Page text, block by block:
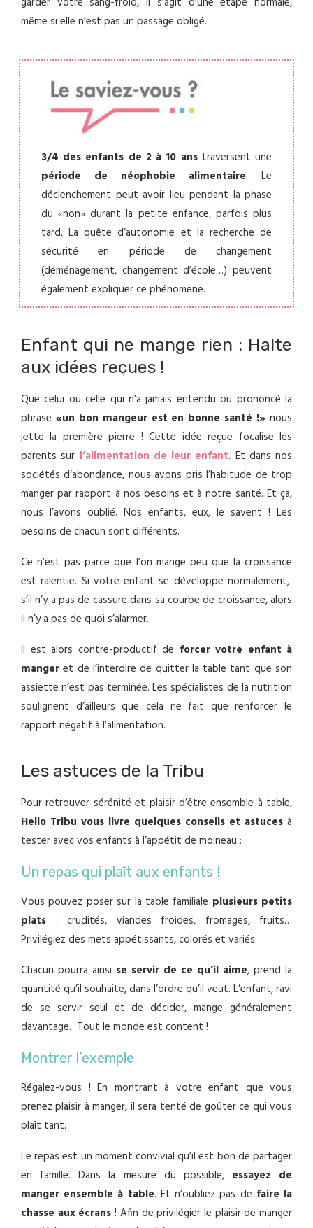
même si elle n’est pas un passage obligé.
3/4 des enfants de 2 à 10 anstraversent une
période de néophobie alimentaire. Le
déclenchement peut avoir lieu pendant la phase
du «non» durant la petite enfance, parfois plus
tard. La quête d’autonomie et la recherche de
sécurité en période de changement
(déménagement, changement d’école…) peuvent
également expliquer ce phénomène.
Enfant qui ne mange rien : Halte
aux idées reçues !
Que celui ou celle qui n’a jamais entendu ou prononcé la
phrase «un bon mangeur est en bonne santé !» nous
jette la première pierre ! Cette idée reçue focalise les
parents sur l’alimentation de leur enfant. Et dans nos
sociétés d’abondance, nous avons pris l’habitude de trop
manger par rapport à nos besoins et à notre santé. Et ça,
nous l’avons oublié. Nos enfants, eux, le savent ! Les
besoins de chacun sont différents.
Ce n’est pas parce que l’on mange peu que la croissance
est ralentie. Si votre enfant se développe normalement,
s’il n’y a pas de cassure dans sa courbe de croissance, alors
il n’y a pas de quoi s’alarmer.
Il est alors contre-productif de forcer votre enfant à
manger et de l’interdire de quitter la table tant que son
assiette n’est pas terminée. Les spécialistes de la nutrition
soulignent d’ailleurs que cela ne fait que renforcer le
rapport négatif à l’alimentation.
Les astuces de la Tribu
Pour retrouver sérénité et plaisir d’être ensemble à table,
Hello Tribu vous livre quelques conseils et astuces à
tester avec vos enfants à l’appétit de moineau :
Un repas qui plaît aux enfants !
Vous pouvez poser sur la table familiale plusieurs petits
plats : crudités, viandes froides, fromages, fruits…
Privilégiez des mets appétissants, colorés et variés.
Chacun pourra ainsi se servir de ce qu’il aime, prend la
quantité qu’il souhaite, dans l’ordre qu’il veut. L’enfant, ravi
de se servir seul et de décider, mange généralement
davantage. Tout le monde est content !
Montrer l’exemple
Régalez-vous ! En montrant à votre enfant que vous
prenez plaisir à manger, il sera tenté de goûter ce qui vous
plaît tant.
Le repas est un moment convivial qu’il est bon de partager
en famille. Dans la mesure du possible,essayez de
manger ensemble à table. Et n’oubliez pas de faire la
chasse aux écrans ! Afin de privilégier le plaisir de manger